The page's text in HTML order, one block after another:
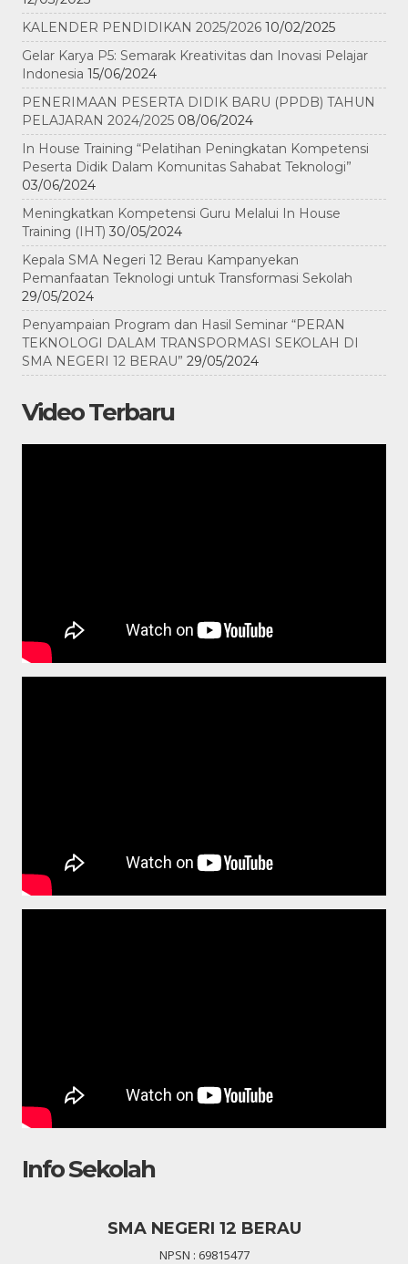
KALENDER PENDIDIKAN 2025/2026 10/02/2025
Gelar Karya P5: Semarak Kreativitas dan Inovasi Pelajar
Indonesia 15/06/2024
PENERIMAAN PESERTA DIDIK BARU (PPDB) TAHUN
PELAJARAN 2024/2025 08/06/2024
In House Training “Pelatihan Peningkatan Kompetensi
Peserta Didik Dalam Komunitas Sahabat Teknologi”
03/06/2024
Meningkatkan Kompetensi Guru Melalui In House
Training (IHT) 30/05/2024
Kepala SMA Negeri 12 Berau Kampanyekan
Pemanfaatan Teknologi untuk Transformasi Sekolah
29/05/2024
Penyampaian Program dan Hasil Seminar “PERAN
TEKNOLOGI DALAM TRANSPORMASI SEKOLAH DI
SMA NEGERI 12 BERAU” 29/05/2024
Video Terbaru
Info Sekolah
SMA NEGERI 12 BERAU
NPSN : 69815477